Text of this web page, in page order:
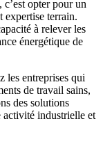
opter pour un
expertise terrain.
à relever les
énergétique de
les entreprises qui
de travail sains,
des solutions
activité industrielle et